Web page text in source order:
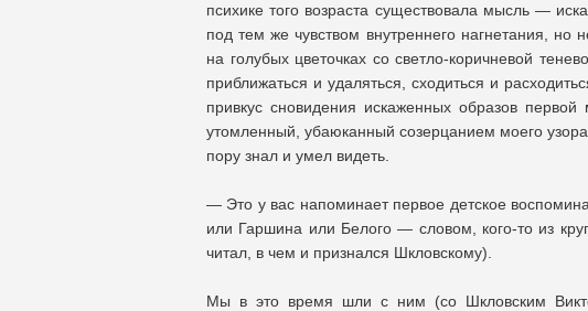
психике того возраста существовала мысль —
под тем же чувством внутреннего нагнетания, но
на голубых цветочках со светло-коричневой
приближаться и удаляться, сходиться и
привкус сновидения искаженных образов
утомленный, убаюканный созерцанием моего
пору знал и умел видеть.
— Это у вас напоминает первое детское
или Гаршина или Белого — словом, кого-то из
читал, в чем и признался Шкловскому).
Мы в это время шли с ним (со Шкловским